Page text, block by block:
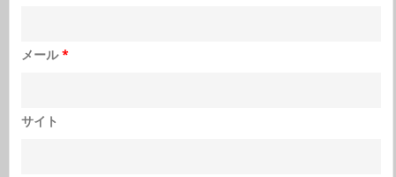
メール*
サイト